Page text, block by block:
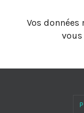
Vos